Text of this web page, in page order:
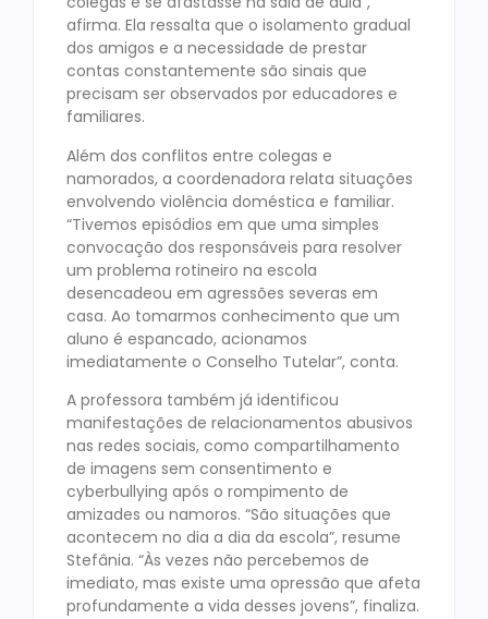
afirma. Ela ressalta que o isolamento gradual
dos amigos e a necessidade de prestar
contas constantemente são sinais que
precisam ser observados por educadores e
familiares.
Além dos conflitos entre colegas e
namorados, a coordenadora relata situações
envolvendo violência doméstica e familiar.
“Tivemos episódios em que uma simples
convocação dos responsáveis para resolver
um problema rotineiro na escola
desencadeou em agressões severas em
casa. Ao tomarmos conhecimento que um
aluno é espancado, acionamos
imediatamente o Conselho Tutelar”, conta.
A professora também já identificou
manifestações de relacionamentos abusivos
nas redes sociais, como compartilhamento
de imagens sem consentimento e
cyberbullying após o rompimento de
amizades ou namoros. “São situações que
acontecem no dia a dia da escola”, resume
Stefânia. “Às vezes não percebemos de
imediato, mas existe uma opressão que afeta
profundamente a vida desses jovens”, finaliza.